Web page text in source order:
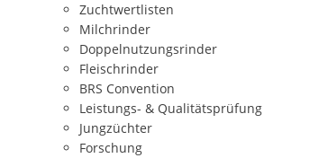
Zuchtwertlisten
Milchrinder
Doppelnutzungsrinder
Fleischrinder
BRS Convention
Leistungs- & Qualitätsprüfung
Jungzüchter
Forschung